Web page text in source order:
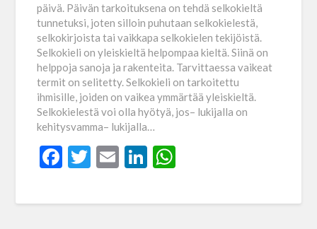
päivä. Päivän tarkoituksena on tehdä selkokieltä
tunnetuksi, joten silloin puhutaan selkokielestä,
selkokirjoista tai vaikkapa selkokielen tekijöistä.
Selkokieli on yleiskieltä helpompaa kieltä. Siinä on
helppoja sanoja ja rakenteita. Tarvittaessa vaikeat
termit on selitetty. Selkokieli on tarkoitettu
ihmisille, joiden on vaikea ymmärtää yleiskieltä.
Selkokielestä voi olla hyötyä, jos– lukijalla on
kehitysvamma– lukijalla…
Facebook
Twitter
EmailLinkedIn